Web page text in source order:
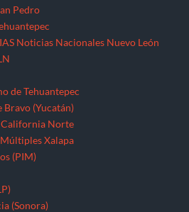
Pedro
Noticias Nacionales Nuevo León
de Tehuantepec
Bravo (Yucatán)
California Norte
Xalapa
(PIM)
(Sonora)